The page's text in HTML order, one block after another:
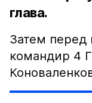
глава.
Затем перед
командир 4